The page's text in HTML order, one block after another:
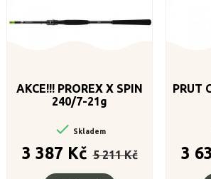
AKCE!!! PROREX X SPIN
240/7-21g
 Skladem
3 387 Kč cena
5 211 Kč
PRUT
3